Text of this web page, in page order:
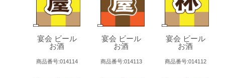
宴会 ビール
お酒
商品番号:014114
宴会 ビール
お酒
商品番号:014113
宴会 ビール
お酒
商品番号:014112